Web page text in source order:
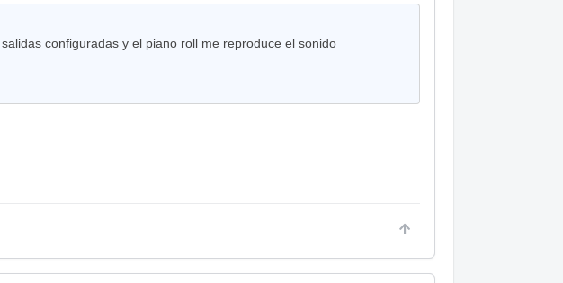
configuradas y el piano roll me reproduce el sonido